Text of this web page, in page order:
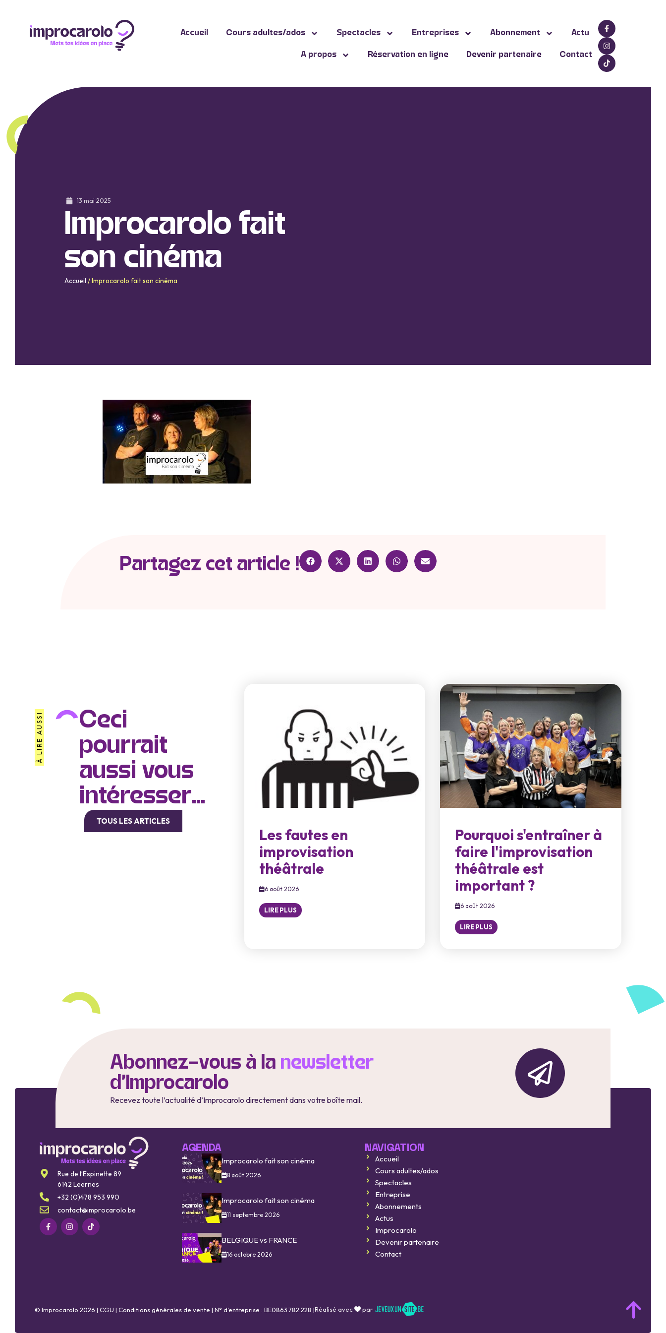
Accueil Cours adultes/ados Spectacles Entreprises Abonnement Actu
A propos Réservation en ligne Devenir partenaire Contact
13 mai 2025
Improcarolo fait
son cinéma
Accueil /Improcarolo fait son cinéma
Partagez cet article !
À LIRE AUSSI
Ceci
pourrait
aussi vous
intéresser...
TOUS LES ARTICLES
Les fautes en
improvisation
théâtrale
6 août 2026
LIRE PLUS
Pourquoi s'entraîner à
faire l'improvisation
théâtrale est
important ?
6 août 2026
LIRE PLUS
Abonnez-vous à la newsletter
d'Improcarolo
Recevez toute l’actualité d’Improcarolo directement dans votre boîte mail.
Rue de l’Espinette 89
6142 Leernes
+32 (0)478 953 990
contact@improcarolo.be
AGENDA
Improcarolo fait son cinéma
8 août 2026
Improcarolo fait son cinéma
11 septembre 2026
BELGIQUE vs FRANCE
16 octobre 2026
NAVIGATION
Accueil
Cours adultes/ados
Spectacles
Entreprise
Abonnements
Actus
Improcarolo
Devenir partenaire
Contact
© Improcarolo 2026 | CGU | Conditions générales de vente | N° d'entreprise : BE0863.782.228 |Réalisé avec par